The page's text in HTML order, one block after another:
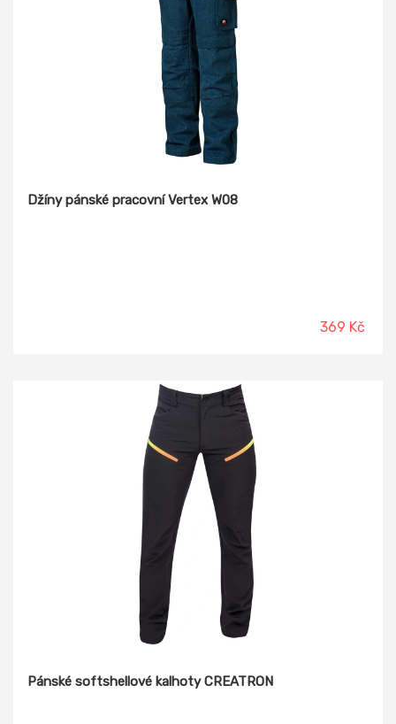
Džíny pánské pracovní Vertex W08
369 Kč
Pánské softshellové kalhoty CREATRON